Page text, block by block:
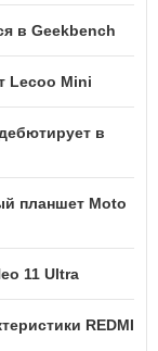
в Geekbench
Lecoo Mini
в
планшет Moto
11 Ultra
REDMI